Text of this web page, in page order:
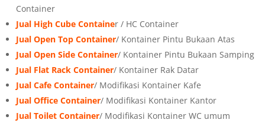
Container
Jual High Cube Container / HC Container
Jual Open Top Container/ Kontainer Pintu Bukaan Atas
Jual Open Side Container/ Kontainer Pintu Bukaan Samping
Jual Flat Rack Container/ Kontainer Rak Datar
Jual Cafe Container/ Modifikasi Kontainer Kafe
Jual Office Container/ Modifikasi Kontainer Kantor
Jual Toilet Container/ Modifikasi Kontainer WC umum